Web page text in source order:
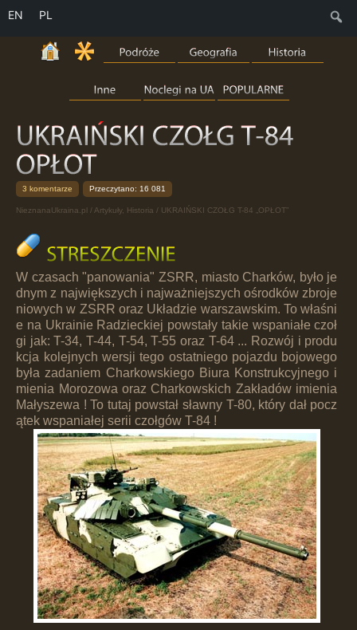
3 komentarze Przeczytano: 16 081
NieznanaUkraina.pl / Artykuły, Historia / UKRAIŃSKI CZOŁG T-84 „OPŁOT”
W czasach "panowania" ZSRR, miasto Charków, było je
dnym z największych i najważniejszych ośrodków zbroje
niowych w ZSRR oraz Układzie warszawskim. To właśni
e na Ukrainie Radzieckiej powstały takie wspaniałe czoł
gi jak: T-34, T-44, T-54, T-55 oraz T-64 ... Rozwój i produ
kcja kolejnych wersji tego ostatniego pojazdu bojowego
była zadaniem Charkowskiego Biura Konstrukcyjnego i
mienia Morozowa oraz Charkowskich Zakładów imienia
Małyszewa ! To tutaj powstał sławny T-80, który dał pocz
ątek wspaniałej serii czołgów T-84 !
EN PL